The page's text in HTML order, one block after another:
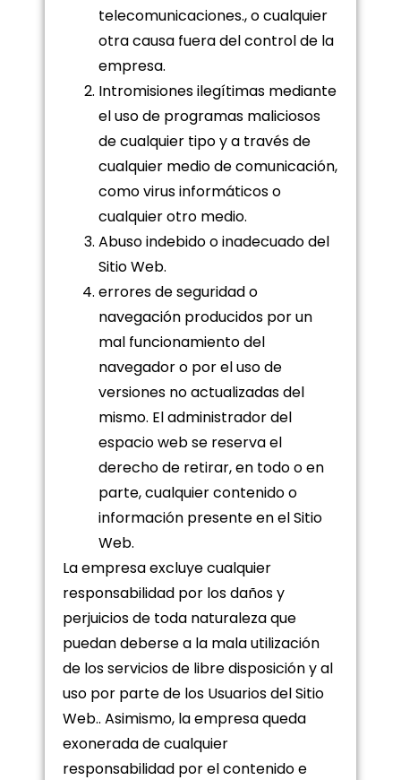
telecomunicaciones., o cualquier
otra causa fuera del control de la
empresa.
Intromisiones ilegítimas mediante
el uso de programas maliciosos
de cualquier tipo y a través de
cualquier medio de comunicación,
como virus informáticos o
cualquier otro medio.
Abuso indebido o inadecuado del
Sitio Web.
errores de seguridad o
navegación producidos por un
mal funcionamiento del
navegador o por el uso de
versiones no actualizadas del
mismo. El administrador del
espacio web se reserva el
derecho de retirar, en todo o en
parte, cualquier contenido o
información presente en el Sitio
Web.
La empresa excluye cualquier
responsabilidad por los daños y
perjuicios de toda naturaleza que
puedan deberse a la mala utilización
de los servicios de libre disposición y al
uso por parte de los Usuarios del Sitio
Web.. Asimismo, la empresa queda
exonerada de cualquier
responsabilidad por el contenido e